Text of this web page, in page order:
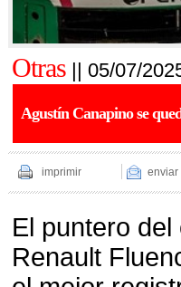
Otras || 05/07/
Agustín Canapino se
imprimir enviar
El puntero
Renault